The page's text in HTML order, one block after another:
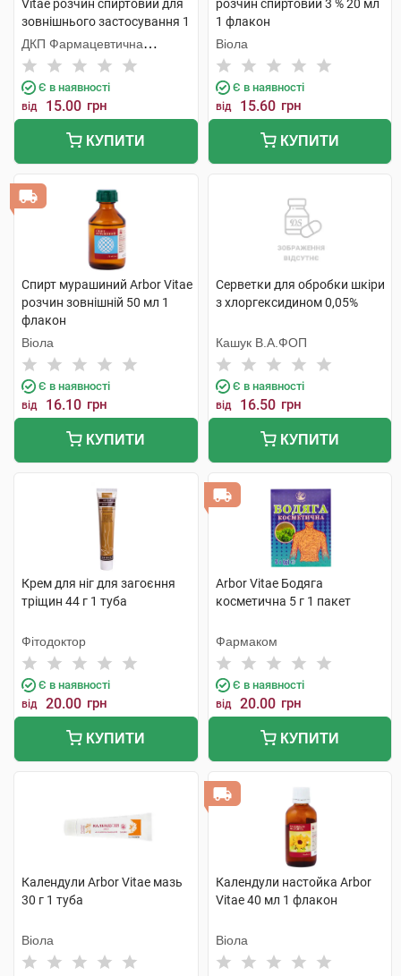
Vitae розчин спиртовий для
зовнішнього застосування 1
% 20 мл 1 флакон
ДКП Фармацевтична
фабрика
Є в наявності
від 15.00 грн
КУПИТИ
розчин спиртовий 3 % 20 мл
1 флакон
Віола
Є в наявності
від 15.60 грн
КУПИТИ
Спирт мурашиний Arbor Vitae
розчин зовнішній 50 мл 1
флакон
Віола
Є в наявності
від 16.10 грн
КУПИТИ
Серветки для обробки шкіри
з хлоргексидином 0,05%
Кашук В.А.ФОП
Є в наявності
від 16.50 грн
КУПИТИ
Крем для ніг для загоєння
тріщин 44 г 1 туба
Фітодоктор
Є в наявності
від 20.00 грн
КУПИТИ
Arbor Vitae Бодяга
косметична 5 г 1 пакет
Фармаком
Є в наявності
від 20.00 грн
КУПИТИ
Календули Arbor Vitae мазь
30 г 1 туба
Віола
Календули настойка Arbor
Vitae 40 мл 1 флакон
Віола